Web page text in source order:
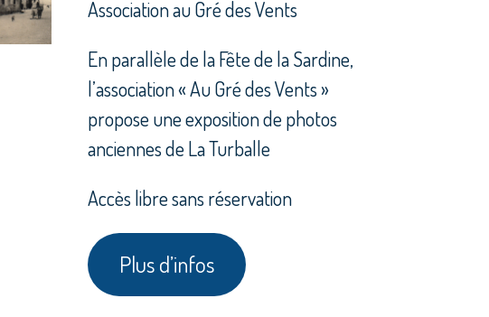
Association au Gré des Vents
En parallèle de la Fête de la Sardine,
l’association « Au Gré des Vents »
propose une exposition de photos
anciennes de La Turballe
Accès libre sans réservation
Plus d’infos